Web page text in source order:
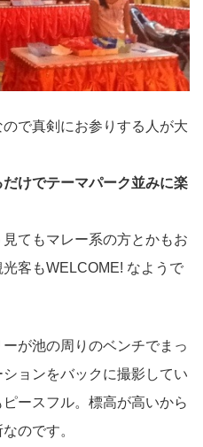
で真剣にお参りする人が大
けでテーマパーク並みに楽
てもマレー系の方とかもお
客もWELCOME! なようで
が池の周りのベンチでまっ
ョンをバックに撮影してい
ースフル。標高が高いから
のです。